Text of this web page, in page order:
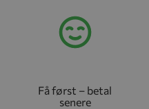
Få først – betal
senere